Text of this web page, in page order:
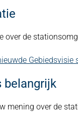
over de
Gebiedsvisie
belangrijk
mening over de